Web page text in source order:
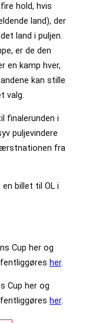
hold, hvis
land), der
land i puljen.
er de den
en kamp hver,
kan stille
valg.
finalerunden i
puljevindere
fra
billet til OL i
Cup her og
her.
Cup her og
her.